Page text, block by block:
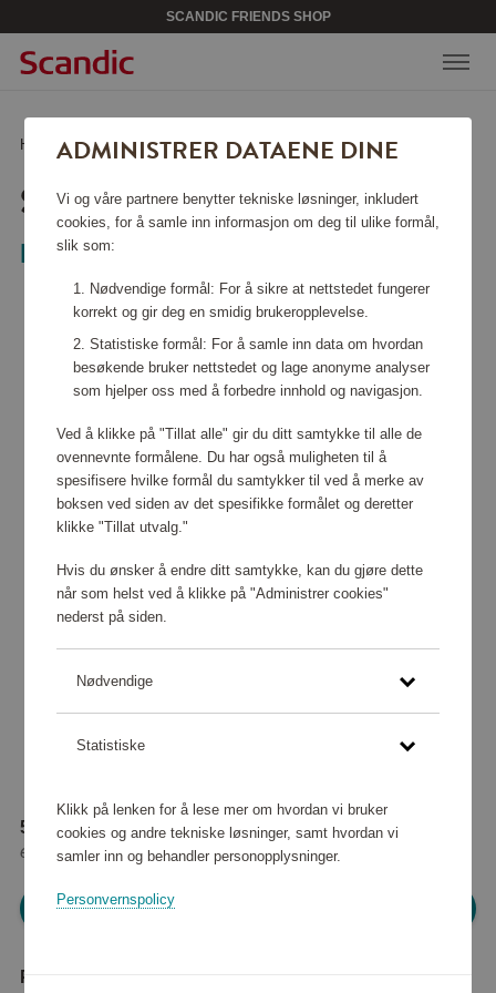
SCANDIC FRIENDS SHOP
Hjem /Verktøy & hage/Verktøy/ Skrutrekker 3.6V
SKRUTREKKER 3.6V
Black+Decker
55 280 poeng
eller
691 kr
Logg inn for å handle
Produktbeskrivelse
ADMINISTRER DATAENE DINE
Vi og våre partnere benytter tekniske løsninger, inkludert
cookies, for å samle inn informasjon om deg til ulike formål,
slik som:
Nødvendige formål: For å sikre at nettstedet fungerer
korrekt og gir deg en smidig brukeropplevelse.
Statistiske formål: For å samle inn data om hvordan
besøkende bruker nettstedet og lage anonyme analyser
som hjelper oss med å forbedre innhold og navigasjon.
Ved å klikke på "Tillat alle" gir du ditt samtykke til alle de
ovennevnte formålene. Du har også muligheten til å
spesifisere hvilke formål du samtykker til ved å merke av
boksen ved siden av det spesifikke formålet og deretter
klikke "Tillat utvalg."
Hvis du ønsker å endre ditt samtykke, kan du gjøre dette
når som helst ved å klikke på "Administrer cookies"
nederst på siden.
Nødvendige
Statistiske
Klikk på lenken for å lese mer om hvordan vi bruker
cookies og andre tekniske løsninger, samt hvordan vi
samler inn og behandler personopplysninger.
Personvernspolicy